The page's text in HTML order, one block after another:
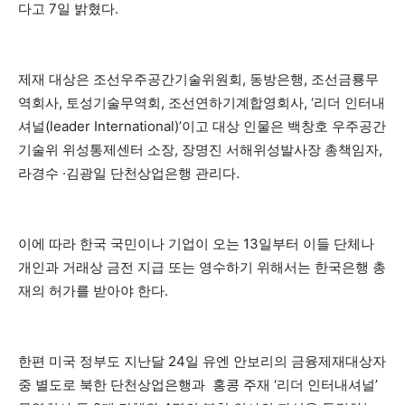
다고 7일 밝혔다.
제재 대상은 조선우주공간기술위원회, 동방은행, 조선금룡무
역회사, 토성기술무역회, 조선연하기계합영회사, ‘리더 인터내
셔널(leader International)’이고 대상 인물은 백창호 우주공간
기술위 위성통제센터 소장, 장명진 서해위성발사장 총책임자,
라경수 ·김광일 단천상업은행 관리다.
이에 따라 한국 국민이나 기업이 오는 13일부터 이들 단체나
개인과 거래상 금전 지급 또는 영수하기 위해서는 한국은행 총
재의 허가를 받아야 한다.
한편 미국 정부도 지난달 24일 유엔 안보리의 금융제재대상자
중 별도로 북한 단천상업은행과 홍콩 주재 ‘리더 인터내셔널’